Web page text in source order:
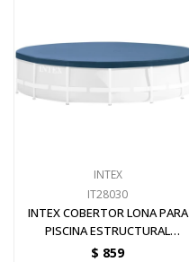
INTEX
IT28030
INTEX COBERTOR LONA PARA
PISCINA ESTRUCTURAL
DIÁMETRO 3.05 METROS
$ 859
Electricidad
Herramientas Manuales